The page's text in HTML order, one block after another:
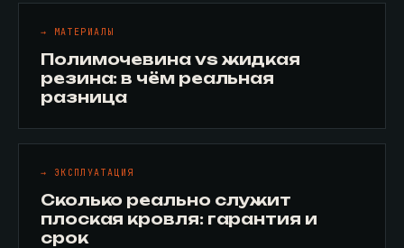
→ МАТЕРИАЛЫ
Полимочевина vs жидкая
резина: в чём реальная
разница
→ ЭКСПЛУАТАЦИЯ
Сколько реально служит
плоская кровля: гарантия и
срок